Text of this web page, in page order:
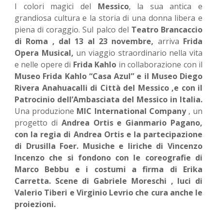
I colori magici del Messico, la sua antica e
grandiosa cultura e la storia di una donna libera e
piena di coraggio. Sul palco del Teatro Brancaccio
di Roma , dal 13 al 23 novembre, arriva Frida
Opera Musical, un viaggio straordinario nella vita
e nelle opere di Frida Kahlo in collaborazione con il
Museo Frida Kahlo “Casa Azul” e il Museo Diego
Rivera Anahuacalli di Città del Messico ,e con il
Patrocinio dell’Ambasciata del Messico in Italia.
Una produzione MIC International Company, un
progetto di Andrea Ortis e Gianmario Pagano,
con la regia di Andrea Ortis e la partecipazione
di Drusilla Foer. Musiche e liriche di Vincenzo
Incenzo che si fondono con le coreografie di
Marco Bebbu e i costumi a firma di Erika
Carretta. Scene di Gabriele Moreschi , luci di
Valerio Tiberi e Virginio Levrio che cura anche le
proiezioni.